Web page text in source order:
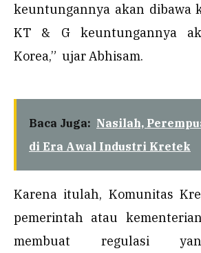
keuntungannya akan dibawa
KT & G keuntungannya
Korea,” ujar Abhisam.
Baca Juga: Nasilah,
di Era Awal Industri Kretek
Karena itulah, Komunitas
pemerintah atau
membuat regulasi